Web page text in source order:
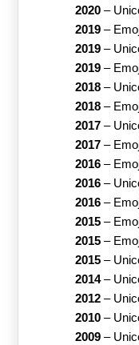
2020–
2019–
2019–
2019–
2018–
2018–
2017–
2017–
2016–
2016–
2016–
2015–
2015–
2015–
2014–
2012–
2010–
2009–